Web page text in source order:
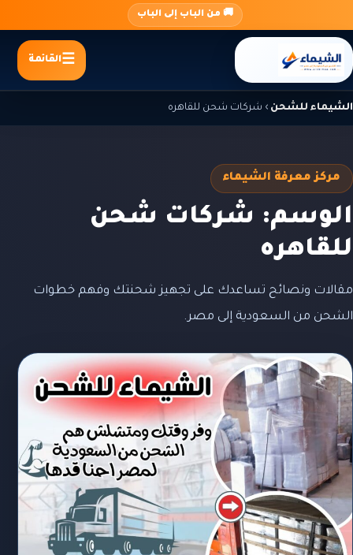
المحتوى
🚚 من الباب إلى الباب
القائمة
الشيماء للشحن › شركات شحن للقاهره
مركز معرفة الشيماء
الوسم: شركات شحن
للقاهره
مقالات ونصائح تساعدك على تجهيز شحنتك وفهم خطوات
الشحن من السعودية إلى مصر.